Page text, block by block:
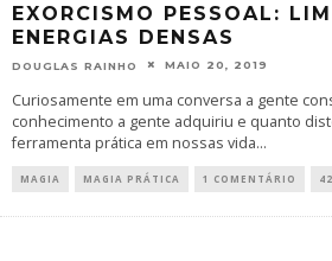
EXORCISMO PESSOAL:
ENERGIAS DENSAS
DOUGLAS RAINHO MAIO 20, 2019
Curiosamente em uma conversa a gente
conhecimento a gente adquiriu e quanto
ferramenta prática em nossas vida...
MAGIA MAGIA PRÁTICA 1 COMENTÁRIO